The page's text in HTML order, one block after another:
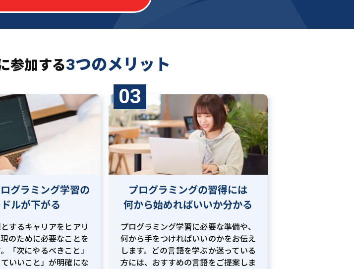
参加する3つのメリット
グラミング学習の
ルが下がる
するキャリアをヒアリ
のために必要なことを
「次にやるべきこと」
いいこと」が明確にな
03
プログラミングの習得には
何から始めればいいか分かる
プログラミング学習に必要な準備や、
何から手をつければいいのかをお伝え
します。どの言語を学ぶか迷っている
方には、おすすめの言語をご提案しま